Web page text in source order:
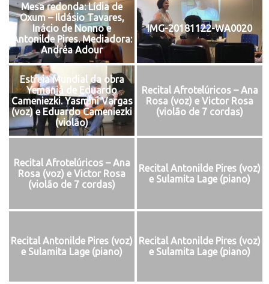
Mesa redonda: Lídia de
Oxum – Ildásio Tavares,
Inácio de Nonno e
Antonilde Pires. Mediadora:
Andréa Adour
IMG-20181122-WA0020
Estreia Mundial da obra
Yemanjá de Eduardo
Cameniezki. Yasmini Vargas
(voz) e Eduardo Cameniezki
(violão)
Recital Afrotelúricos – Ana
Rosa (voz) e Victor Rosa
(violão de 7 cordas)
Recital Afrotelúricos – Ana
Rosa (voz) e Victor Rosa
(violão de 7 cordas)
Recital Antonilde Pires (voz)
e Sulamita Lage (piano)
Recital Antonilde Pires (voz)
e Sulamita Lage (piano)
Recital Antonilde Pires (voz)
e Sulamita Lage (piano)